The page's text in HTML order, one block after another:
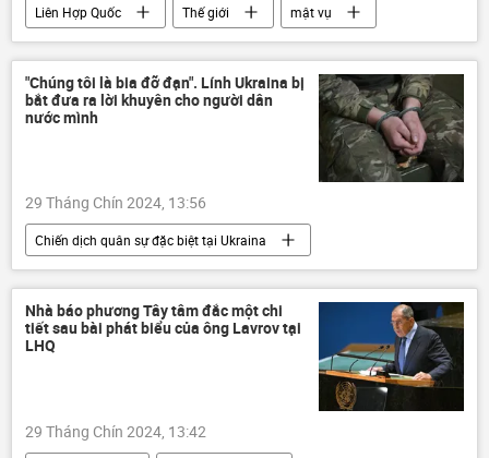
Liên Hợp Quốc Thế giới
mật vụ
Hoa Kỳ
Donald Trump an ninh
"Chúng tôi là bia đỡ đạn". Lính Ukraina bị
bắt đưa ra lời khuyên cho người dân
nước mình
29 Tháng Chín 2024, 13:56
Chiến dịch quân sự đặc biệt tại Ukraina
Cuộc khủng hoảng ở Ukraina
Ukraina
tù binh
Nga
xung đột quân sự
Thế giới
Bộ Quốc phòng Nga
Nhà báo phương Tây tâm đắc một chi
tiết sau bài phát biểu của ông Lavrov tại
LHQ
29 Tháng Chín 2024, 13:42